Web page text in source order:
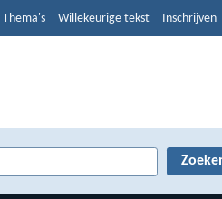
Thema's Willekeurige tekst Inschrijven